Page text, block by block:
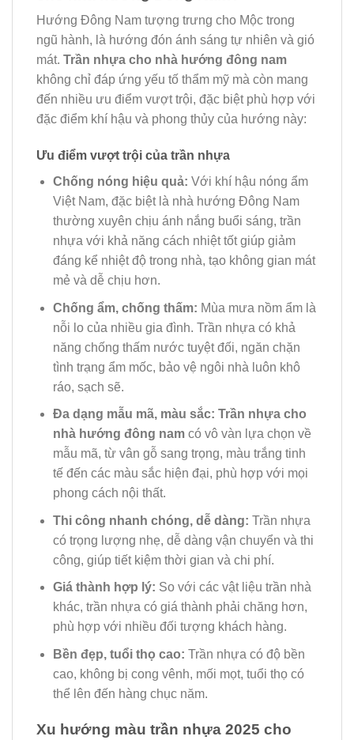
Hướng Đông Nam tượng trưng cho Mộc trong
ngũ hành, là hướng đón ánh sáng tự nhiên và gió
mát. Trần nhựa cho nhà hướng đông nam
không chỉ đáp ứng yếu tố thẩm mỹ mà còn mang
đến nhiều ưu điểm vượt trội, đặc biệt phù hợp với
đặc điểm khí hậu và phong thủy của hướng này:
Ưu điểm vượt trội của trần nhựa
Chống nóng hiệu quả: Với khí hậu nóng ẩm
Việt Nam, đặc biệt là nhà hướng Đông Nam
thường xuyên chịu ánh nắng buổi sáng, trần
nhựa với khả năng cách nhiệt tốt giúp giảm
đáng kể nhiệt độ trong nhà, tạo không gian mát
mẻ và dễ chịu hơn.
Chống ẩm, chống thấm: Mùa mưa nồm ẩm là
nỗi lo của nhiều gia đình. Trần nhựa có khả
năng chống thấm nước tuyệt đối, ngăn chặn
tình trạng ẩm mốc, bảo vệ ngôi nhà luôn khô
ráo, sạch sẽ.
Đa dạng mẫu mã, màu sắc: Trần nhựa cho
nhà hướng đông namcó vô vàn lựa chọn về
mẫu mã, từ vân gỗ sang trọng, màu trắng tinh
tế đến các màu sắc hiện đại, phù hợp với mọi
phong cách nội thất.
Thi công nhanh chóng, dễ dàng: Trần nhựa
có trọng lượng nhẹ, dễ dàng vận chuyển và thi
công, giúp tiết kiệm thời gian và chi phí.
Giá thành hợp lý: So với các vật liệu trần nhà
khác, trần nhựa có giá thành phải chăng hơn,
phù hợp với nhiều đối tượng khách hàng.
Bền đẹp, tuổi thọ cao: Trần nhựa có độ bền
cao, không bị cong vênh, mối mọt, tuổi thọ có
thể lên đến hàng chục năm.
Xu hướng màu trần nhựa 2025 cho